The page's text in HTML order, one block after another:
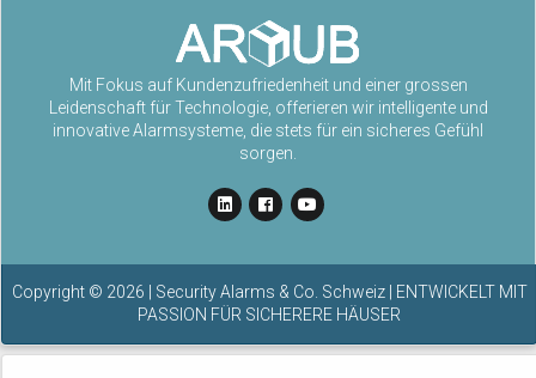
Mit Fokus auf Kundenzufriedenheit und einer grossen
Leidenschaft für Technologie, offerieren wir intelligente und
innovative Alarmsysteme, die stets für ein sicheres Gefühl
sorgen.
Copyright © 2026 | Security Alarms & Co. Schweiz | ENTWICKELT MIT
PASSION FÜR SICHERERE HÄUSER